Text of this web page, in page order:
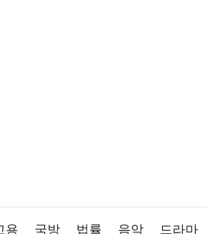
용 국방 법률 음악 드라마